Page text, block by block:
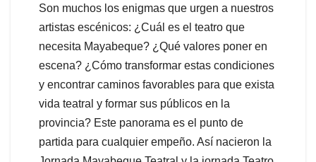
Son muchos los enigmas que urgen a nuestros
artistas escénicos: ¿Cuál es el teatro que
necesita Mayabeque? ¿Qué valores poner en
escena? ¿Cómo transformar estas condiciones
y encontrar caminos favorables para que exista
vida teatral y formar sus públicos en la
provincia? Este panorama es el punto de
partida para cualquier empeño. Así nacieron la